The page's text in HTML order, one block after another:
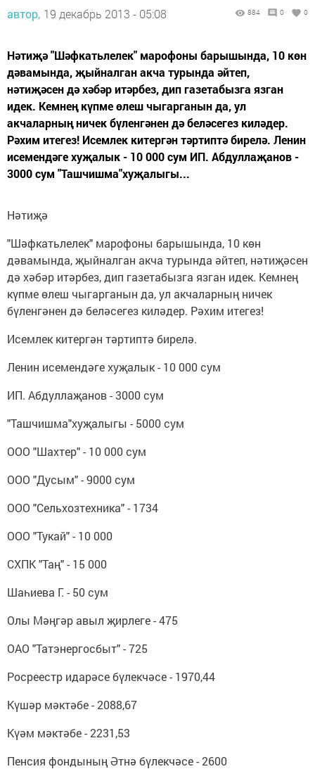
автор, 19 декабрь 2013 - 05:08 884 0 0
Нәтиҗә "Шәфкатьлелек" марофоны барышында, 10 көн
дәвамында, җыйналган акча турында әйтеп,
нәтиҗәсен дә хәбәр итәрбез, дип газетабызга язган
идек. Кемнең күпме өлеш чыгарганын да, ул
акчаларның ничек бүленгәнен дә беләсегез киләдер.
Рәхим итегез! Исемлек китергән тәртиптә бирелә. Ленин
исемендәге хуҗалык - 10 000 сум ИП. Абдуллаҗанов -
3000 сум "Ташчишма"хуҗалыгы...
Нәтиҗә
"Шәфкатьлелек" марофоны барышында, 10 көн
дәвамында, җыйналган акча турында әйтеп, нәтиҗәсен
дә хәбәр итәрбез, дип газетабызга язган идек. Кемнең
күпме өлеш чыгарганын да, ул акчаларның ничек
бүленгәнен дә беләсегез киләдер. Рәхим итегез!
Исемлек китергән тәртиптә бирелә.
Ленин исемендәге хуҗалык - 10 000 сум
ИП. Абдуллаҗанов - 3000 сум
"Ташчишма"хуҗалыгы - 5000 сум
ООО "Шахтер" - 10 000 сум
ООО "Дусым" - 9000 сум
ООО "Сельхозтехника" - 1734
ООО "Тукай" - 10 000
СХПК "Таң" - 15 000
Шаһиева Г. - 50 сум
Олы Мәңгәр авыл җирлеге - 475
ОАО "Татэнергосбыт" - 725
Росреестр идарәсе бүлекчәсе - 1970,44
Күшәр мәктәбе - 2088,67
Күәм мәктәбе - 2231,53
Пенсия фондының Әтнә бүлекчәсе - 2600